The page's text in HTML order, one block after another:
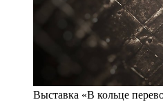
Выставка «В кольце